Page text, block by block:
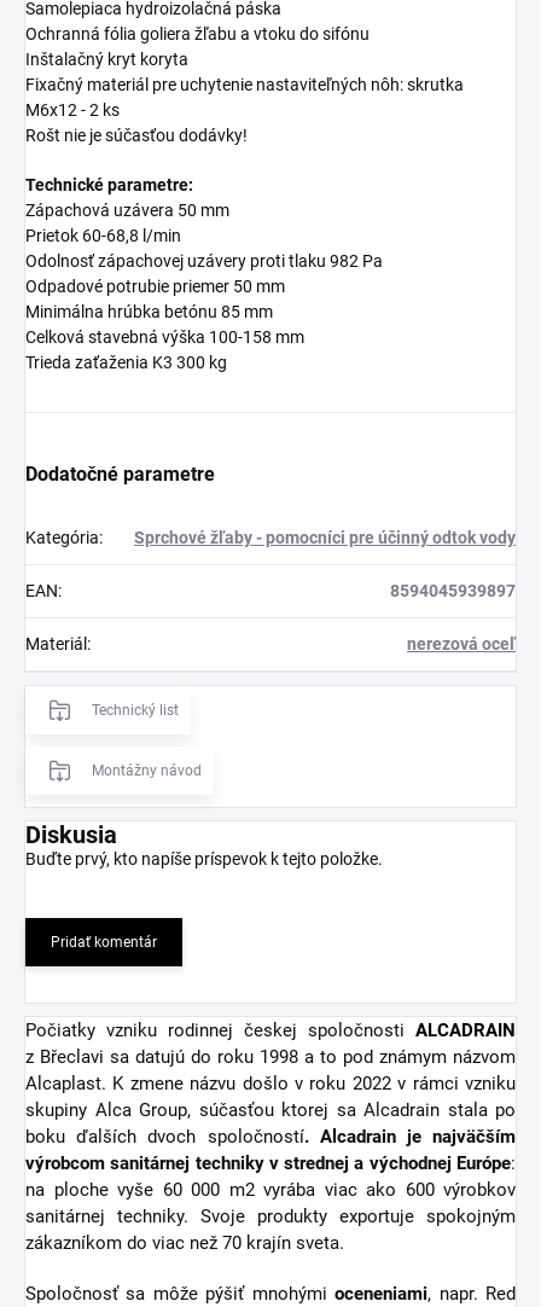
Samolepiaca hydroizolačná páska
Ochranná fólia goliera žľabu a vtoku do sifónu
Inštalačný kryt koryta
Fixačný materiál pre uchytenie nastaviteľných nôh: skrutka
M6x12 - 2 ks
Rošt nie je súčasťou dodávky!
Technické parametre:
Zápachová uzávera 50 mm
Prietok 60-68,8 l/min
Odolnosť zápachovej uzávery proti tlaku 982 Pa
Odpadové potrubie priemer 50 mm
Minimálna hrúbka betónu 85 mm
Celková stavebná výška 100-158 mm
Trieda zaťaženia K3 300 kg
Dodatočné parametre
Kategória: Sprchové žľaby - pomocníci pre účinný odtok vody
EAN: 8594045939897
Materiál : nerezová oceľ
Technický list
Montážny návod
Diskusia
Buďte prvý, kto napíše príspevok k tejto položke.
Pridať komentár
Počiatky vzniku rodinnej českej spoločnosti ALCADRAIN
z Břeclavi sa datujú do roku 1998 a to pod známym názvom
Alcaplast. K zmene názvu došlo v roku 2022 v rámci vzniku
skupiny Alca Group, súčasťou ktorej sa Alcadrain stala po
boku ďalších dvoch spoločností. Alcadrain je najväčším
výrobcom sanitárnej techniky v strednej a východnej Európe:
na ploche vyše 60 000 m2 vyrába viac ako 600 výrobkov
sanitárnej techniky. Svoje produkty exportuje spokojným
zákazníkom do viac než 70 krajín sveta.
Spoločnosť sa môže pýšiť mnohýmioceneniami, napr. Red